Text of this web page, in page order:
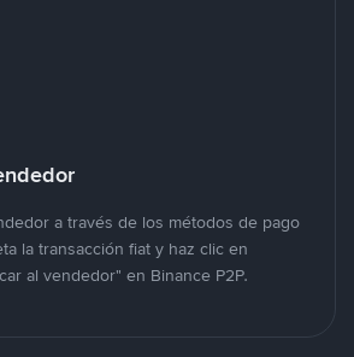
a través de los métodos de pago
la transacción fiat y haz clic en
al vendedor" en Binance P2P.